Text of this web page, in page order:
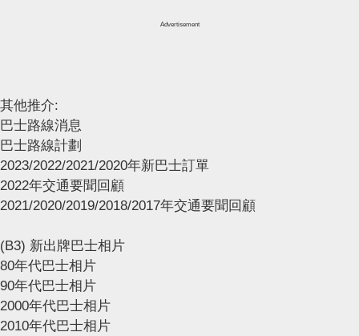
Advertisement
其他推介:
巴士路線消息
巴士路線計劃
2023/2022/2021/2020年新巴士訂單
2022年交通要聞回顧
2021/2020/2019/2018/2017年交通要聞回顧
(B3) 新出牌巴士相片
80年代巴士相片
90年代巴士相片
2000年代巴士相片
2010年代巴士相片